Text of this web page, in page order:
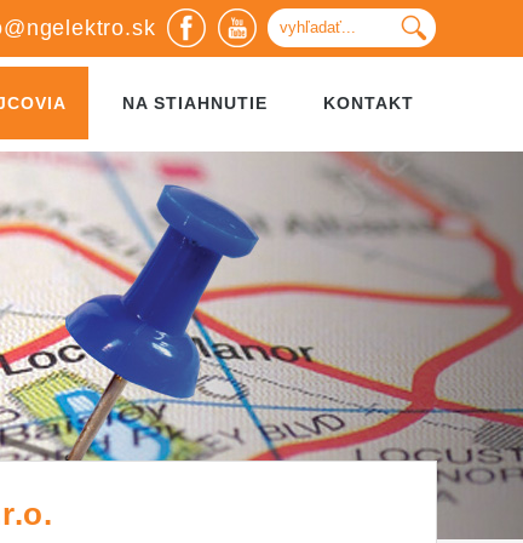
NA STIAHNUTIE KONTAKT